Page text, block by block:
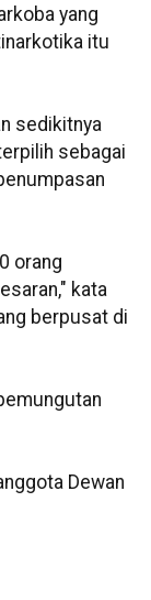
yang
itu
sedikitnya
sebagai
orang
kata
berpusat di
Dewan